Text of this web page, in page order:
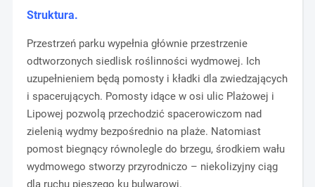
Struktura.
Przestrzeń parku wypełnia głównie przestrzenie
odtworzonych siedlisk roślinności wydmowej. Ich
uzupełnieniem będą pomosty i kładki dla zwiedzających
i spacerujących. Pomosty idące w osi ulic Plażowej i
Lipowej pozwolą przechodzić spacerowiczom nad
zielenią wydmy bezpośrednio na plaże. Natomiast
pomost biegnący równolegle do brzegu, środkiem wału
wydmowego stworzy przyrodniczo – niekolizyjny ciąg
dla ruchu pieszego ku bulwarowi.